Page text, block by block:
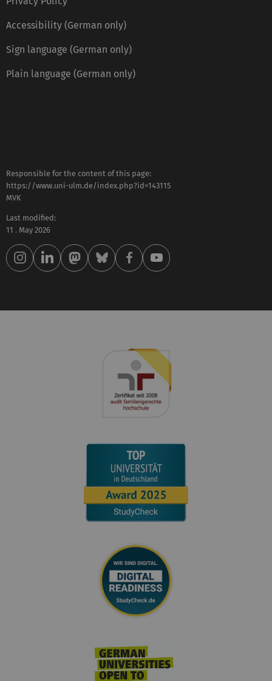
Accessibility (German only)
Sign language (German only)
Plain language (German only)
Responsible for the content of this page:
https://www.uni-ulm.de/index.php?id=143115
MVK
Last modified:
11 . May 2026